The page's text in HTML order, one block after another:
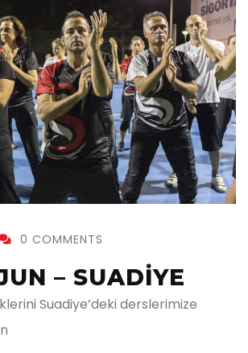
0 COMMENTS
– SUADİYE
Suadiye’deki derslerimize